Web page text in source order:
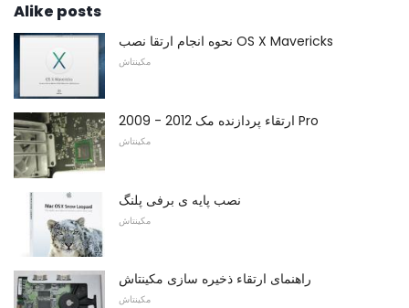
Alike posts
نحوه انجام ارتقا نصب OS X Mavericks
مکینتاش
2009 - 2012 ارتقاء پردازنده مک Pro
مکینتاش
نصب پایه ی برفی پلنگ
مکینتاش
راهنمای ارتقاء ذخیره سازی مکینتاش
مکینتاش